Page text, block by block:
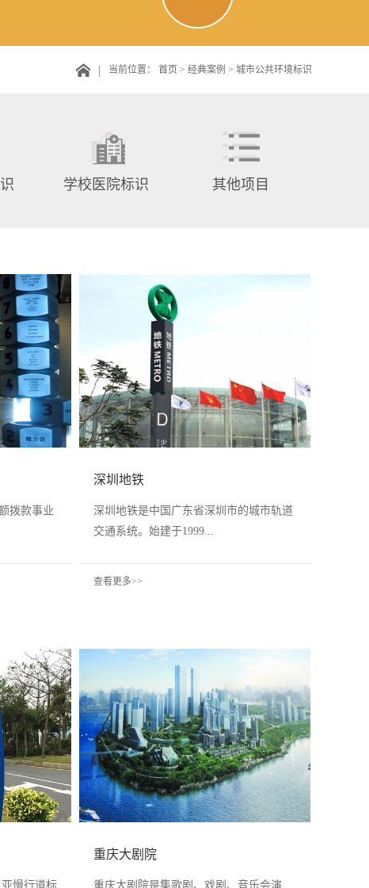
当前位置： 首页 > 经典案例 > 城市公共环境标识
学校医院标识 其他项目
拨款事业
深圳地铁
深圳地铁是中国广东省深圳市的城市轨道
交通系统。始建于1999...
查看更多>>
慢行道标
重庆大剧院
重庆大剧院是集歌剧、戏剧、音乐会演